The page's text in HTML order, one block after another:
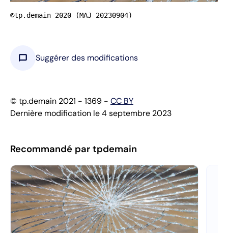
©tp.demain 2020 (MAJ 20230904)
chat_bubble Suggérer des modifications
© tp.demain 2021 - 1369 - CC BY
Dernière modification le 4 septembre 2023
Recommandé par tpdemain